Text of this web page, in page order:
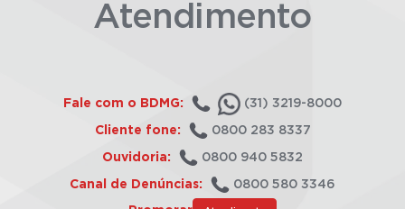
Atendimento
Fale com o BDMG: (31) 3219-8000
Cliente fone: 0800 283 8337
Ouvidoria: 0800 940 5832
Canal de Denúncias: 0800 580 3346